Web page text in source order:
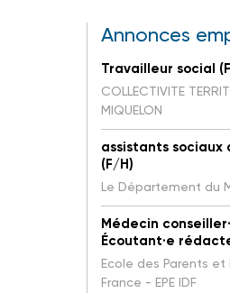
Annonces
Travailleur social
COLLECTIVITE
MIQUELON
assistants sociaux
(F/H)
Le Département du
Médecin
Écoutant·e
Ecole des Parents
France - EPE IDF